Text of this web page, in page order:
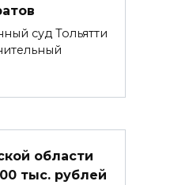
суд Тольятти
области
тыс. рублей